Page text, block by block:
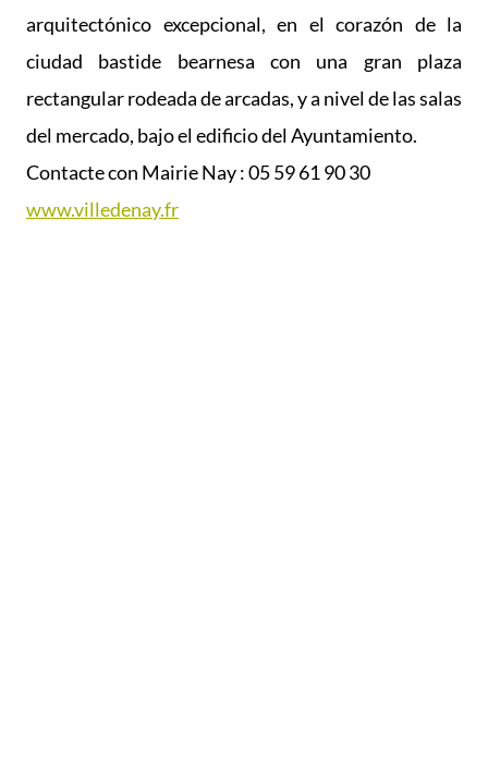
arquitectónico excepcional, en el corazón de la
ciudad bastide bearnesa con una gran plaza
rectangular rodeada de arcadas, y a nivel de las salas
del mercado, bajo el edificio del Ayuntamiento.
Contacte con Mairie Nay : 05 59 61 90 30
www.villedenay.fr